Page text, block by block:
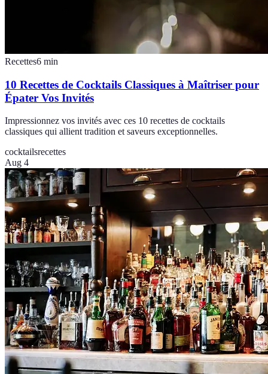
Recettes6 min
10 Recettes de Cocktails Classiques à Maîtriser pour
Épater Vos Invités
Impressionnez vos invités avec ces 10 recettes de cocktails
classiques qui allient tradition et saveurs exceptionnelles.
cocktailsrecettes
Aug 4